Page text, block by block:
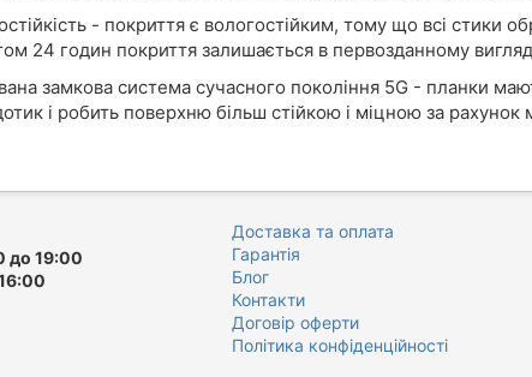
- покриття є вологостійким, тому що всі стики
24 годин покриття залишається в первозданному
замкова система сучасного покоління 5G - планки
і робить поверхню більш стійкою і міцною за рахунок
до 19:00
Доставка та оплата
Гарантія
Блог
Контакти
Договір оферти
Політика конфіденційності